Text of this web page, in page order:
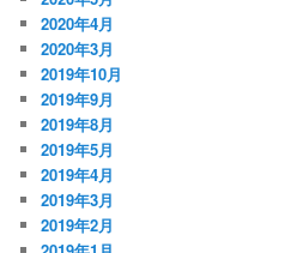
2020年4月
2020年3月
2019年10月
2019年9月
2019年8月
2019年5月
2019年4月
2019年3月
2019年2月